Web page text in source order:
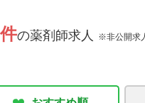
の薬剤師求人 ※非公開求